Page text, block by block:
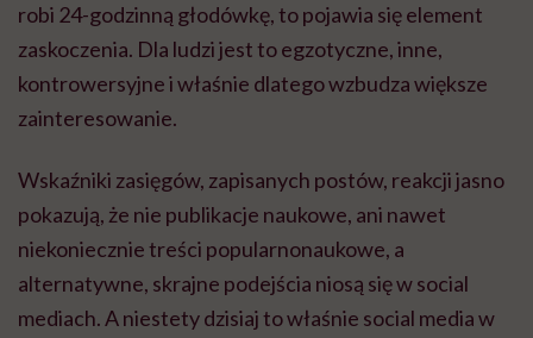
robi 24-godzinną głodówkę, to pojawia się element
zaskoczenia. Dla ludzi jest to egzotyczne, inne,
kontrowersyjne i właśnie dlatego wzbudza większe
zainteresowanie.
Wskaźniki zasięgów, zapisanych postów, reakcji jasno
pokazują, że nie publikacje naukowe, ani nawet
niekoniecznie treści popularnonaukowe, a
alternatywne, skrajne podejścia niosą się w social
mediach. A niestety dzisiaj to właśnie social media w